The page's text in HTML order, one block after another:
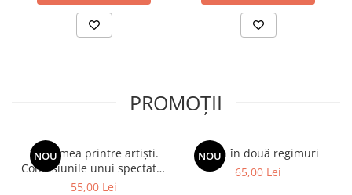
PROMOȚII
NOU
Viața mea printre artiști.
Confesiunile unui spectator
fidel
55,00 Lei
NOU
Spion în două regimuri
65,00 Lei